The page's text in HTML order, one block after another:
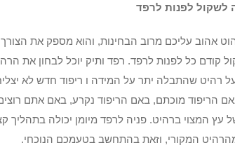
לשקול לפנות לרפד
אהוב עליכם מרוב הבחינות, והוא מספק את הצורך
קודם כל לפנות לרפד. רפד ותיק יוכל לבחון את
רהיט שהתבלה יתר על המידה ו ריפוד חדש לא יצליח
הריפוד מוכתם, באם הריפוד נקרע, באם אתם רוצים
עץ המצוי ברהיט. פניה לרפד מיומן יכולה
המקורי, וזאת בהתחשב בטעמכם הנוכחי.